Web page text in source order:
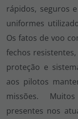
rápidos, seguros
uniformes
Os fatos de voo
fechos
proteção e
aos pilotos
missões.
presentes nos